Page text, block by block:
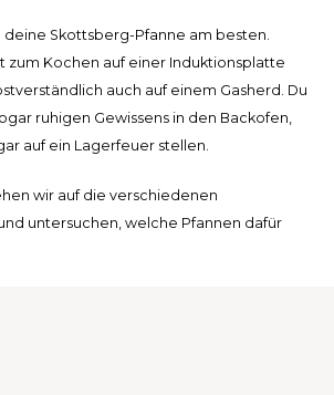
Skottsberg-Pfanne am besten.
zum Kochen auf einer Induktionsplatte
auch auf einem Gasherd. Du
ruhigen Gewissens in den Backofen,
auf ein Lagerfeuer stellen.
wir auf die verschiedenen
untersuchen, welche Pfannen dafür